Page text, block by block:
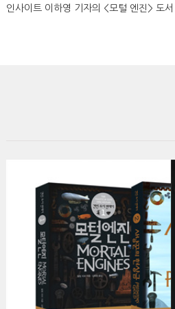
인사이트 이하영 기자의 <모털 엔진> 도